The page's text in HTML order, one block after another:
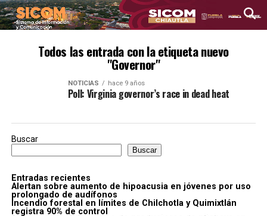
Todos las entrada con la etiqueta nuevo
"Governor"
NOTICIAS hace 9 años
Poll: Virginia governor’s race in dead heat
Buscar
Buscar
Entradas recientes
Alertan sobre aumento de hipoacusia en jóvenes por uso
prolongado de audífonos
Incendio forestal en límites de Chilchotla y Quimixtlán
registra 90% de control